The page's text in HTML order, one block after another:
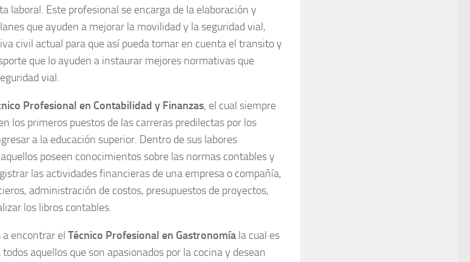
laboral. Este profesional se encarga de la elaboración y
que ayuden a mejorar la movilidad y la seguridad vial,
civil actual para que así pueda tomar en cuenta el transito y
que lo ayuden a instaurar mejores normativas que
vial.
Profesional en Contabilidad y Finanzas, el cual siempre
los primeros puestos de las carreras predilectas por los
a la educación superior. Dentro de sus labores
poseen conocimientos sobre las normas contables y
las actividades financieras de una empresa o compañía,
administración de costos, presupuestos de proyectos,
los libros contables.
encontrar el Técnico Profesional en Gastronomía la cual es
aquellos que son apasionados por la cocina y desean